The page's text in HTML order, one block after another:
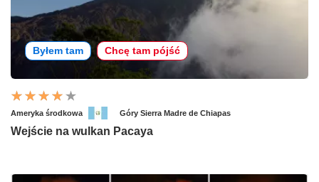
Byłem tam Chcę tam pójść
Ameryka środkowa Góry Sierra Madre de Chiapas
Wejście na wulkan Pacaya